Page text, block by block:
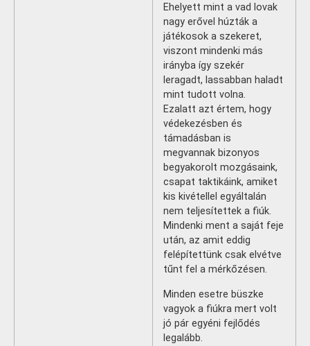
Ehelyett mint a vad lovak
nagy erővel húzták a
játékosok a szekeret,
viszont mindenki más
irányba így szekér
leragadt, lassabban haladt
mint tudott volna.
Ezalatt azt értem, hogy
védekezésben és
támadásban is
megvannak bizonyos
begyakorolt mozgásaink,
csapat taktikáink, amiket
kis kivétellel egyáltalán
nem teljesítettek a fiúk.
Mindenki ment a saját feje
után, az amit eddig
felépítettünk csak elvétve
tűnt fel a mérkőzésen.
Minden esetre büszke
vagyok a fiúkra mert volt
jó pár egyéni fejlődés
legalább.